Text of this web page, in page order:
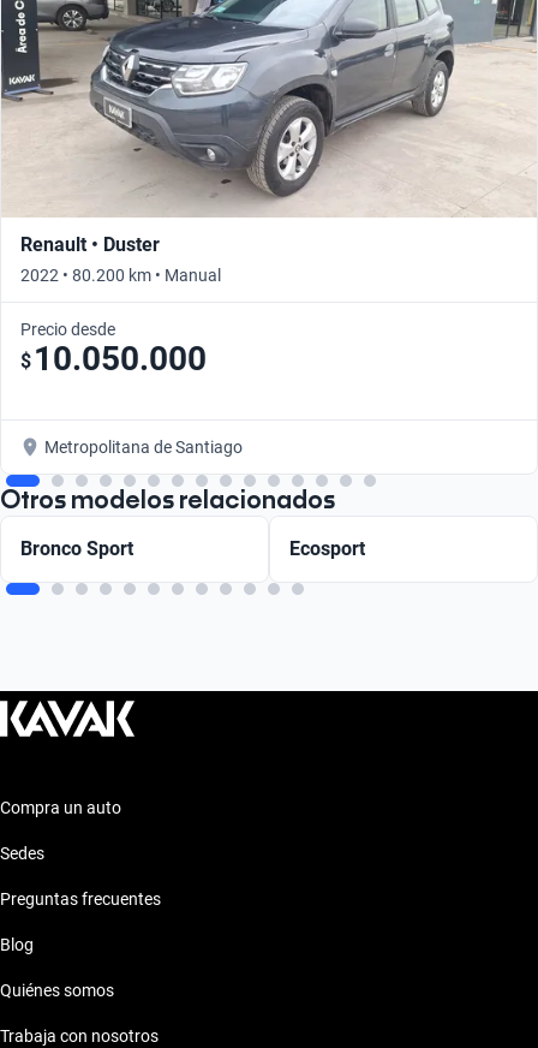
Renault • Duster
2022 • 80.200 km • Manual
Precio desde
$ 10.050.000
Metropolitana de Santiago
Otros modelos relacionados
Bronco Sport Ecosport
Compra un auto
Sedes
Preguntas frecuentes
Blog
Quiénes somos
Trabaja con nosotros